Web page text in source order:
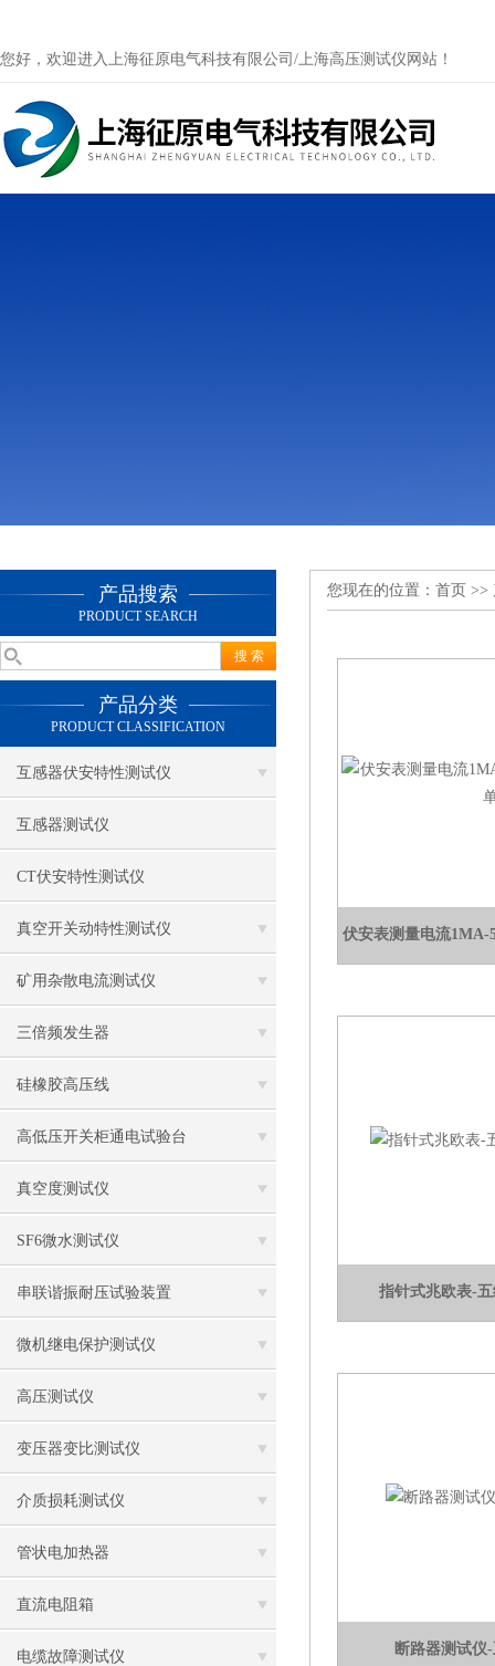
您好，欢迎进入上海征原电气科技有限公司/上海高压测试仪网站！
产品搜索
PRODUCT SEARCH
产品分类
PRODUCT CLASSIFICATION
互感器伏安特性测试仪
互感器测试仪
CT伏安特性测试仪
真空开关动特性测试仪
矿用杂散电流测试仪
三倍频发生器
硅橡胶高压线
高低压开关柜通电试验台
真空度测试仪
SF6微水测试仪
串联谐振耐压试验装置
微机继电保护测试仪
高压测试仪
变压器变比测试仪
介质损耗测试仪
管状电加热器
直流电阻箱
电缆故障测试仪
您现在的位置： 首页 >>
伏安表测量电流1MA-
指针式兆欧表-
断路器测试仪